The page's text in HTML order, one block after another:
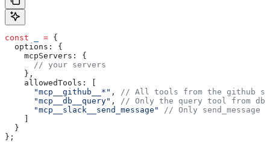
const = {
  options:
{
    mcpServers:
{
      // your servers
    },
    allowedTools:
[
      "mcp__github__*"
,
// All tools from the github
      "mcp__db__query"
,
// Only the query tool from db
      "mcp__slack__send_message"
// Only send_message
    ]
  }
};